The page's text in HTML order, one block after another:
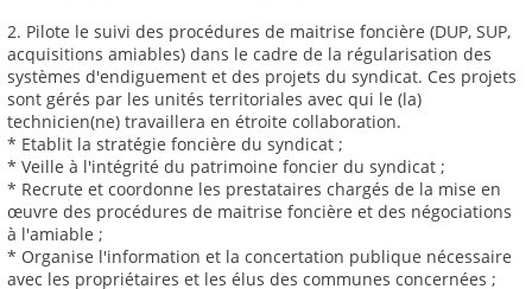
2. Pilote le suivi des procédures de maitrise foncière (DUP, SUP,
acquisitions amiables) dans le cadre de la régularisation des
systèmes d'endiguement et des projets du syndicat. Ces projets
sont gérés par les unités territoriales avec qui le (la)
technicien(ne) travaillera en étroite collaboration.
* Etablit la stratégie foncière du syndicat ;
* Veille à l'intégrité du patrimoine foncier du syndicat ;
* Recrute et coordonne les prestataires chargés de la mise en
œuvre des procédures de maitrise foncière et des négociations
à l'amiable ;
* Organise l'information et la concertation publique nécessaire
avec les propriétaires et les élus des communes concernées ;